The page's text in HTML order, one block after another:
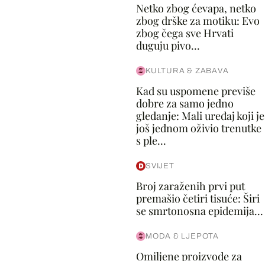
Netko zbog ćevapa, netko
zbog drške za motiku: Evo
zbog čega sve Hrvati
duguju pivo...
KULTURA & ZABAVA
Kad su uspomene previše
dobre za samo jedno
gledanje: Mali uređaj koji je
još jednom oživio trenutke
s ple...
SVIJET
Broj zaraženih prvi put
premašio četiri tisuće: Širi
se smrtonosna epidemija...
MODA & LJEPOTA
Omiljene proizvode za